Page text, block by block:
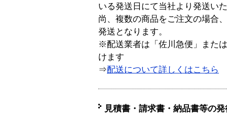
いる発送日にて当社より発送い
尚、複数の商品をご注文の場合
発送となります。
※配送業者は「佐川急便」また
けます
⇒配送について詳しくはこちら
見積書・請求書・納品書等の